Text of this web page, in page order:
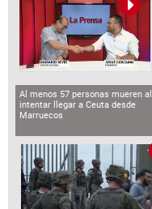
Al menos 57 personas mueren al
intentar llegar a Ceuta desde
Marruecos